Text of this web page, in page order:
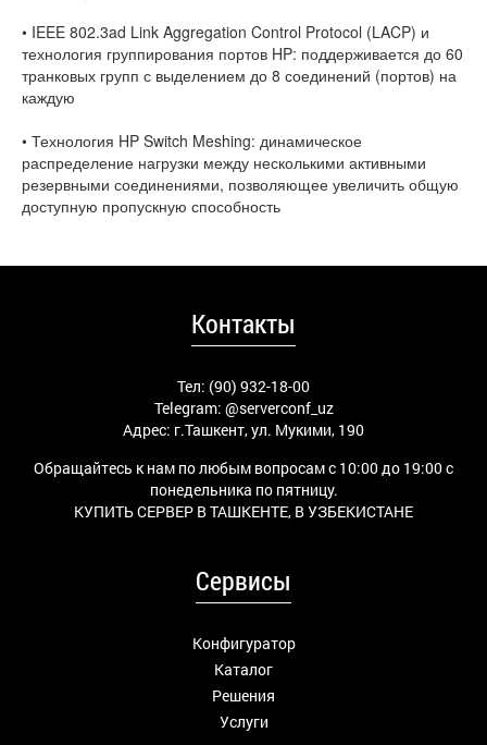
• IEEE 802.3ad Link Aggregation Control Protocol (LACP) и
технология группирования портов HP: поддерживается до 60
транковых групп с выделением до 8 соединений (портов) на
каждую
• Технология HP Switch Meshing: динамическое
распределение нагрузки между несколькими активными
резервными соединениями, позволяющее увеличить общую
доступную пропускную способность
Контакты
Тел: (90) 932-18-00
Telegram: @serverconf_uz
Адрес: г.Ташкент, ул. Мукими, 190
Обращайтесь к нам по любым вопросам с 10:00 до 19:00 с
понедельника по пятницу.
КУПИТЬ СЕРВЕР В ТАШКЕНТЕ, В УЗБЕКИСТАНЕ
Сервисы
Конфигуратор
Каталог
Решения
Услуги